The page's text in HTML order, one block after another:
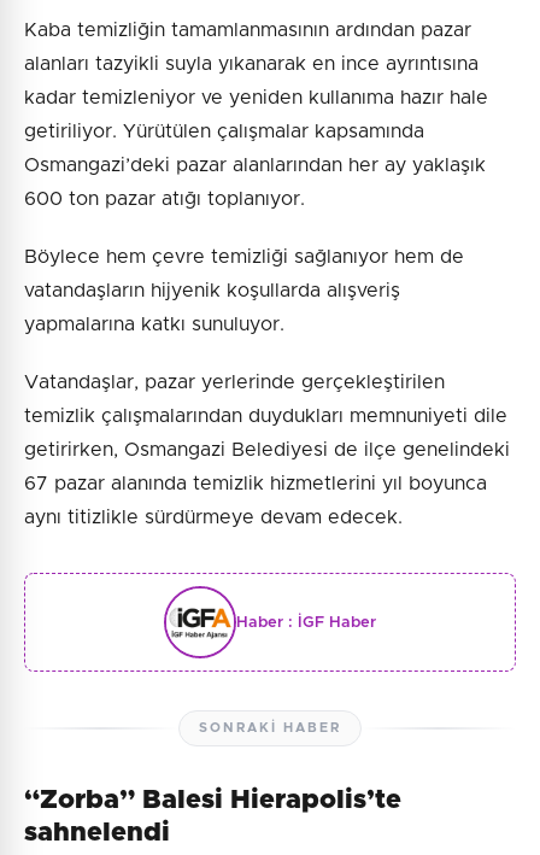
Kaba temizliğin tamamlanmasının ardından pazar
alanları tazyikli suyla yıkanarak en ince ayrıntısına
kadar temizleniyor ve yeniden kullanıma hazır hale
getiriliyor. Yürütülen çalışmalar kapsamında
Osmangazi’deki pazar alanlarından her ay yaklaşık
600 ton pazar atığı toplanıyor.
Böylece hem çevre temizliği sağlanıyor hem de
vatandaşların hijyenik koşullarda alışveriş
yapmalarına katkı sunuluyor.
Vatandaşlar, pazar yerlerinde gerçekleştirilen
temizlik çalışmalarından duydukları memnuniyeti dile
getirirken, Osmangazi Belediyesi de ilçe genelindeki
67 pazar alanında temizlik hizmetlerini yıl boyunca
aynı titizlikle sürdürmeye devam edecek.
Haber : İGF Haber
SONRAKI HABER
“Zorba” Balesi Hierapolis’te
sahnelendi